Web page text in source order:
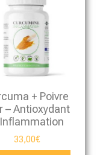
+ Poivre
– Antioxydant
33,00€